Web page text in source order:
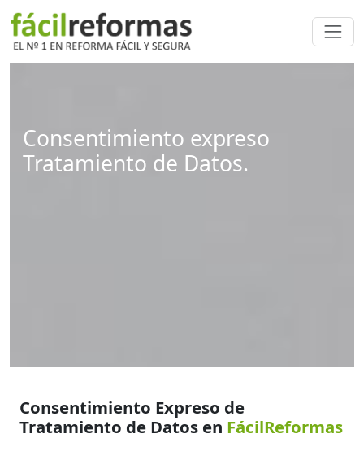
Consentimiento expreso
Tratamiento de Datos.
Consentimiento Expreso de
Tratamiento de Datos en FácilReformas